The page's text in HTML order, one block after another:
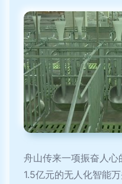
舟山传来一项振奋人
1.5亿元的无人化智能